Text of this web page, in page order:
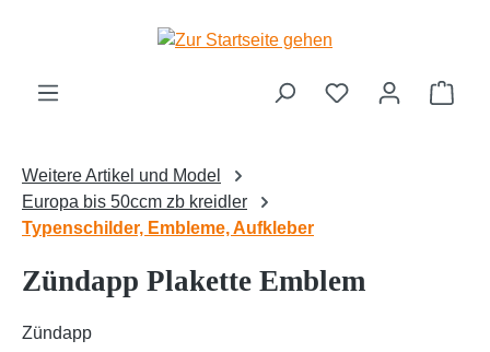
Zum Hauptinhalt springen
Weitere Artikel und Model
Europa bis 50ccm zb kreidler
Typenschilder, Embleme, Aufkleber
Zündapp Plakette Emblem
Zündapp